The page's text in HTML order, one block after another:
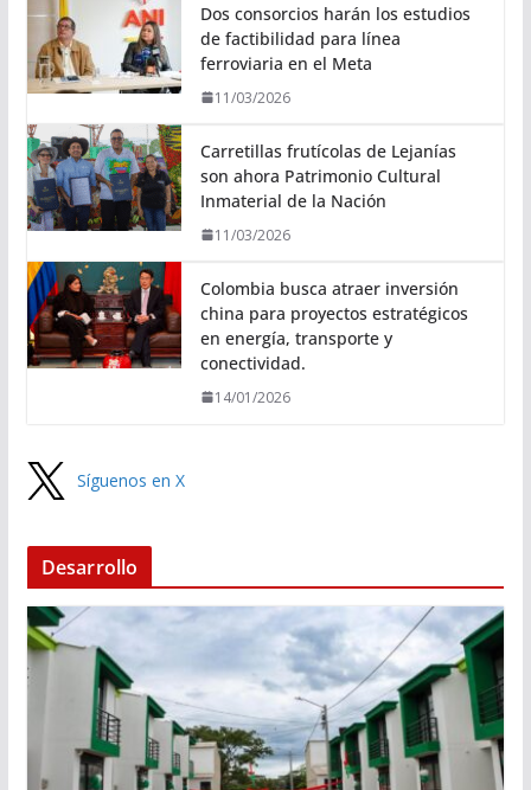
Dos consorcios harán los estudios
de factibilidad para línea
ferroviaria en el Meta
11/03/2026
Carretillas frutícolas de Lejanías
son ahora Patrimonio Cultural
Inmaterial de la Nación
11/03/2026
Colombia busca atraer inversión
china para proyectos estratégicos
en energía, transporte y
conectividad.
14/01/2026
Síguenos en X
Desarrollo